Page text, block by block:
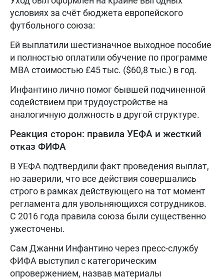
условиях за счёт бюджета европейского
футбольного союза:
Ей выплатили шестизначное выходное пособие
и полностью оплатили обучение по программе
MBA стоимостью £45 тыс. ($60,8 тыс.) в год.
Инфантино лично помог бывшей подчиненной
содействием при трудоустройстве на
аналогичную должность в другой структуре.
Реакция сторон: правила УЕФА и жесткий
отказ ФИФА
В УЕФА подтвердили факт проведения выплат,
но заверили, что все действия совершались
строго в рамках действующего на тот момент
регламента для увольняющихся сотрудников.
С 2016 года правила союза были существенно
ужесточены.
Сам Джанни Инфантино через пресс-службу
ФИФА выступил с категорическим
опровержением, назвав материалы